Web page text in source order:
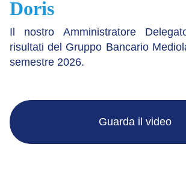
Doris
Il nostro Amministratore
risultati del Gruppo Bancario
semestre 2026.
Guarda il video